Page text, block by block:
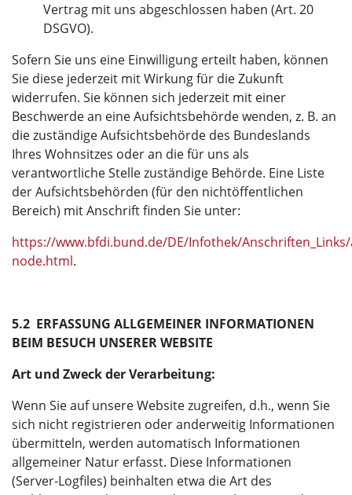
Vertrag mit uns abgeschlossen haben (Art. 20
DSGVO).
Sofern Sie uns eine Einwilligung erteilt haben, können
Sie diese jederzeit mit Wirkung für die Zukunft
widerrufen. Sie können sich jederzeit mit einer
Beschwerde an eine Aufsichtsbehörde wenden, z. B. an
die zuständige Aufsichtsbehörde des Bundeslands
Ihres Wohnsitzes oder an die für uns als
verantwortliche Stelle zuständige Behörde. Eine Liste
der Aufsichtsbehörden (für den nichtöffentlichen
Bereich) mit Anschrift finden Sie unter:
https://www.bfdi.bund.de/DE/Infothek/
node.html.
5.2 ERFASSUNG ALLGEMEINER INFORMATIONEN
BEIM BESUCH UNSERER WEBSITE
Art und Zweck der Verarbeitung:
Wenn Sie auf unsere Website zugreifen, d.h., wenn Sie
sich nicht registrieren oder anderweitig Informationen
übermitteln, werden automatisch Informationen
allgemeiner Natur erfasst. Diese Informationen
(Server-Logfiles) beinhalten etwa die Art des